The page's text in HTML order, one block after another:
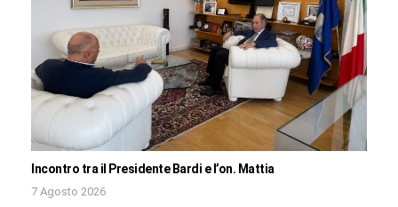
Incontro tra il Presidente Bardi e l’on. Mattia
7 Agosto 2026